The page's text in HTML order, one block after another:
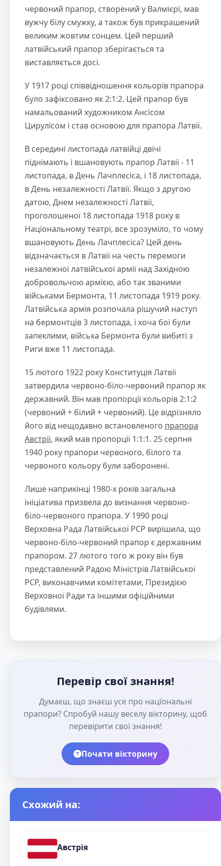
червоний прапор, створений у Валмієрі, мав
вужчу білу смужку, а також був прикрашений
великим жовтим сонцем. Цей перший
латвійський прапор зберігається та
виставляється досі.
У 1917 році співвідношення кольорів прапора
було зафіксовано як 2:1:2. Цей прапор був
намальований художником Ансісом
Цирулісом і став основою для прапора Латвії.
В середині листопада латвійці двічі
піднімають і вшановують прапор Латвії - 11
листопада, в День Лачплесіса, і 18 листопада,
в День незалежності Латвії. Якщо з другою
датою, Днем незалежності Латвії,
проголошеної 18 листопада 1918 року в
Національному театрі, все зрозуміло, то чому
вшановують День Лачплесіса? Цей день
відзначається в Латвії на честь перемоги
незалежної латвійської армії над Західною
добровольчою армією, або так званими
військами Бермонта, 11 листопада 1919 року.
Латвійська армія розпочала рішучий наступ
на бермонтців 3 листопада, і хоча бої були
запеклими, війська Бермонта були вибиті з
Риги вже 11 листопада.
15 лютого 1922 року Конституція Латвії
затвердила червоно-біло-червоний прапор як
державний. Він мав пропорції кольорів 2:1:2
(червоний + білий + червоний). Це відрізняло
його від нещодавно встановленого прапора
Австрії, який мав пропорції 1:1:1. 25 серпня
1940 року прапори червоного, білого та
червоного кольору були заборонені.
Лише наприкінці 1980-х років загальна
ініціатива призвела до визнання червоно-
біло-червоного прапора. У 1990 році
Верховна Рада Латвійської РСР вирішила, що
червоно-біло-червоний прапор є державним
прапором. 27 лютого того ж року він був
представлений Радою Міністрів Латвійської
РСР, виконавчими комітетами, Президією
Верховної Ради та іншими офіційними
будівлями.
Перевір свої знання!
Думаєш, що знаєш усе про національні
прапори? Спробуй нашу веселу вікторину, щоб
перевірити свої знання!
Почати вікторину
Схожий на:
Австрія